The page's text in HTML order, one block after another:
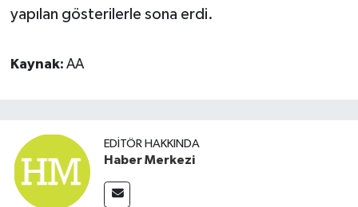
yapılan gösterilerle sona erdi.
Kaynak: AA
EDITÖR HAKKINDA
Haber Merkezi